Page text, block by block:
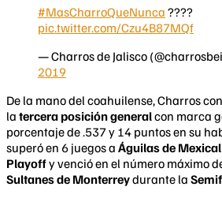
#MasCharroQueNunca ????
pic.twitter.com/Czu4B87MQf
— Charros de Jalisco
2019
De la mano del coahuilense, Charros
la tercera posición generalcon marca
porcentaje de .537 y 14 puntos en su
superó en 6 juegos a Águilas de
Playoffy venció en el número máximo
Sultanes de Monterreydurante la